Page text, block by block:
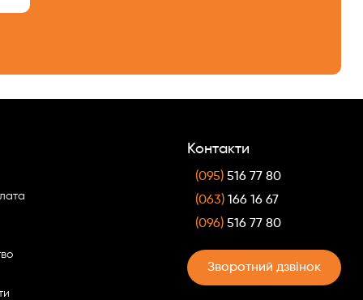
Контакти
(095) 516 77 80
(063) 166 16 67
(096) 516 77 80
Зворотний дзвінок